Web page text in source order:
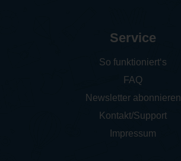
Service
So funktioniert‘s
FAQ
Newsletter abonnieren
Kontakt/Support
Impressum